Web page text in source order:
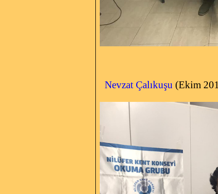
Nevzat Çalıkuşu (Ekim